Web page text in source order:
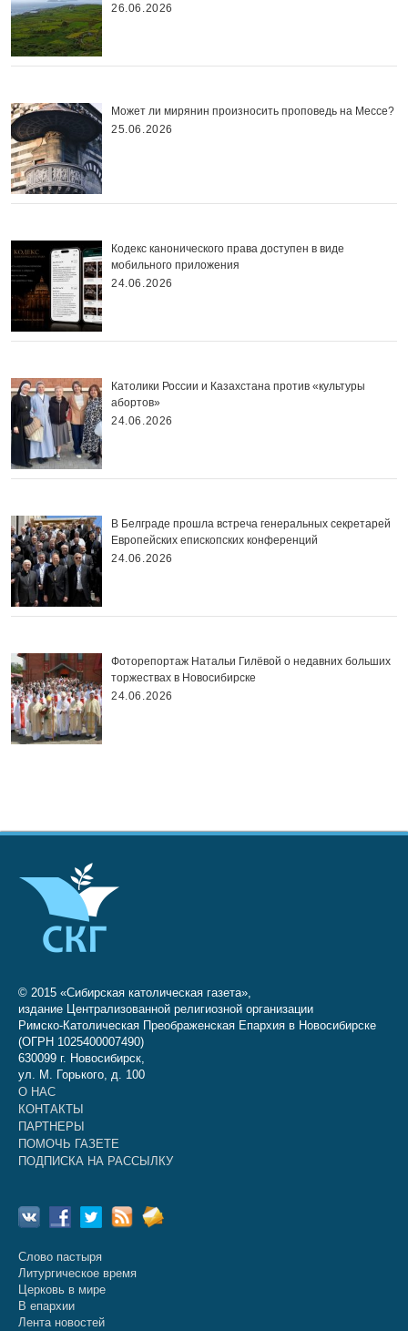
26.06.2026
Может ли мирянин произносить проповедь на Мессе?
25.06.2026
Кодекс канонического права доступен в виде
мобильного приложения
24.06.2026
Католики России и Казахстана против «культуры
абортов»
24.06.2026
В Белграде прошла встреча генеральных секретарей
Европейских епископских конференций
24.06.2026
Фоторепортаж Натальи Гилёвой о недавних больших
торжествах в Новосибирске
24.06.2026
© 2015 «Сибирская католическая газета»,
издание Централизованной религиозной организации
Римско-Католическая Преображенская Епархия в Новосибирске
(ОГРН 1025400007490)
630099 г. Новосибирск,
ул. М. Горького, д. 100
О НАС
КОНТАКТЫ
ПАРТНЕРЫ
ПОМОЧЬ ГАЗЕТЕ
ПОДПИСКА НА РАССЫЛКУ
Слово пастыря
Литургическое время
Церковь в мире
В епархии
Лента новостей